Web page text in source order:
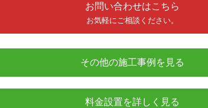
お問い合わせはこちら
お気軽にご相談ください。
その他の施工事例を見る
料金設置を詳しく見る